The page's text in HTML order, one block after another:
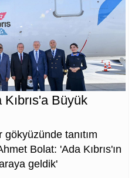
Büyük
gökyüzünde tanıtım
Bolat: 'Ada Kıbrıs'ın
geldik'